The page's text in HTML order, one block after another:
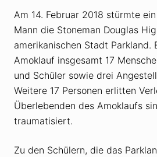
Am 14. Februar 2018 stürmte
Mann die Stoneman Douglas
amerikanischen Stadt Parkland.
Amoklauf insgesamt 17
und Schüler sowie drei
Weitere 17 Personen erlitten
Überlebenden des Amoklaufs
traumatisiert.
Zu den Schülern, die das